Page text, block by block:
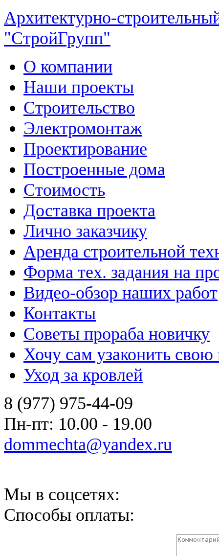
Архитектурно-
"СтройГрупп"
О компании
Наши проекты
Строительство
Электромонтаж
Проектирование
Построенные дома
Стоимость
Доставка проекта
Лично заказчику
Аренда строительной
Форма тех. задания на
Видео-обзор наших работ
Контакты
Советы прораба новичку
Хочу сам узаконить свою
Уход за кровлей
8 (977) 975-44-09
Пн-пт: 10.00 - 19.00
dommechta@yandex.ru
Мы в соцсетях:
Способы оплаты: